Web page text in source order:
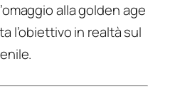
alla golden age
l’obiettivo in realtà sul